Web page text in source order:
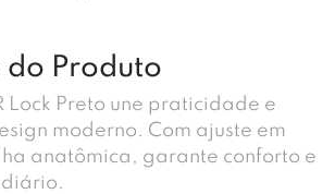
do Produto
Lock Preto une praticidade e
moderno. Com ajuste em
anatômica, garante conforto e
diário.